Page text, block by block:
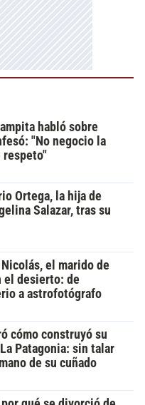
habló sobre
"No negocio la
respeto"
Ortega, la hija de
Salazar, tras su
el marido de
el desierto: de
a astrofotógrafo
cómo construyó su
Patagonia: sin talar
de su cuñado